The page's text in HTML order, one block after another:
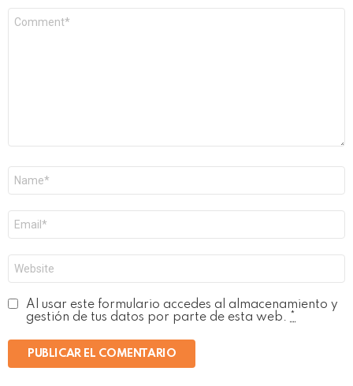
electrónico
*
Al usar este formulario accedes al almacenamiento y
gestión de tus datos por parte de esta web.